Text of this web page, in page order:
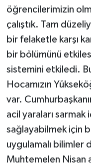
öğrencilerimizin
çalıştık. Tam
bir felaketle karşı
bir bölümünü
sistemini etkiledi.
Hocamızın
var.
acil yaraları
sağlayabilmek için
uygulamalı bilimler
Muhtemelen Nisan